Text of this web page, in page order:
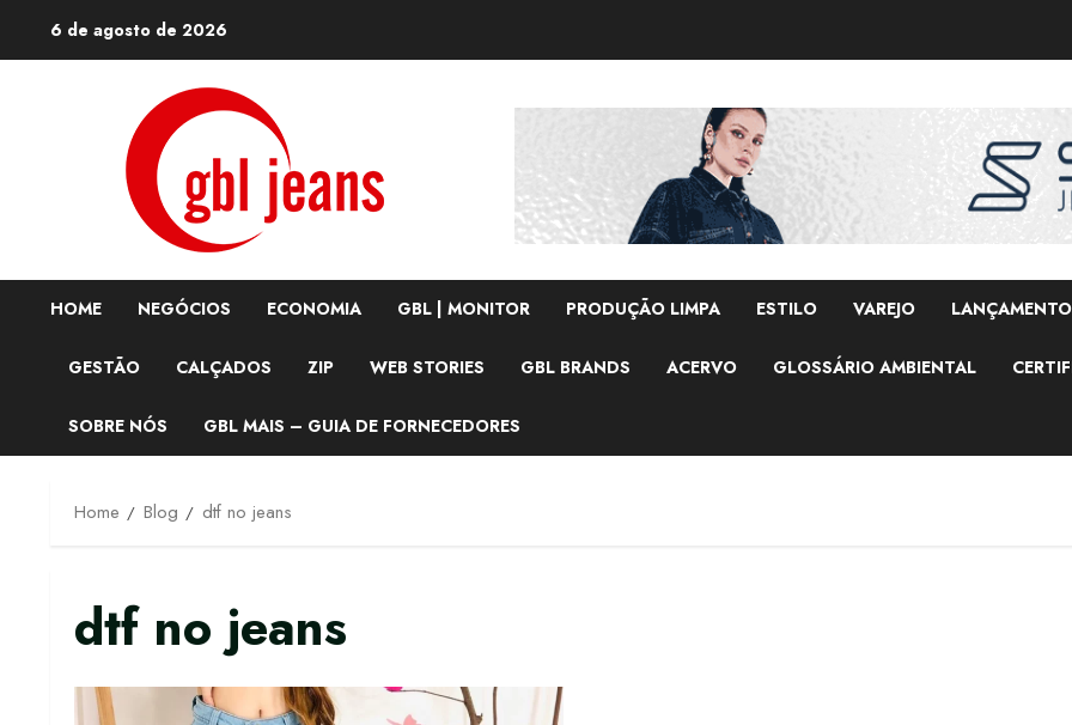
6 de agosto de 2026
HOME NEGÓCIOS ECONOMIA GBL | MONITOR PRODUÇÃO LIMPA ESTILO VAREJO
GESTÃO CALÇADOS ZIP WEB STORIES GBL BRANDS ACERVO GLOSSÁRIO AMBIENTAL
SOBRE NÓS GBL MAIS – GUIA DE FORNECEDORES
Home Blog dtf no jeans
dtf no jeans